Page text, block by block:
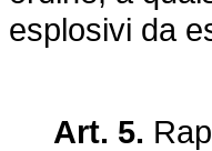
esplosivi da
Art. 5.